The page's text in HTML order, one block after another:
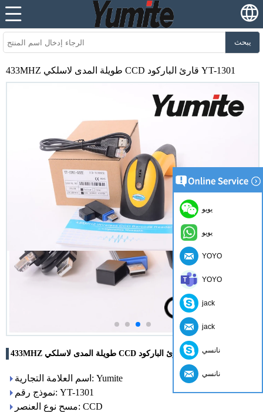
يبحث
433MHZ طويلة المدى لاسلكي CCD قارئ الباركود YT-1301
433MHZ طويلة المدى لاسلكي CCD قارئ الباركود YT-1301
اسم العلامة التجارية: Yumite
نموذج رقم: YT-1301
مسح نوع العنصر: CCD
يويو
يويو
YOYO
YOYO
jack
jack
نانسي
نانسي